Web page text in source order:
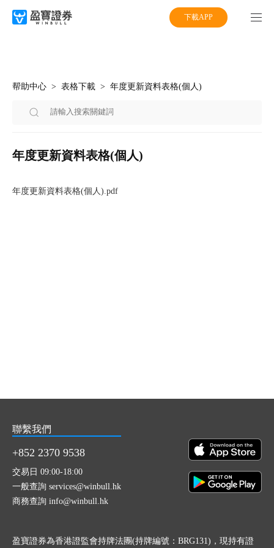
下載APP
帮助中心 表格下載 年度更新資料表格(個人)
年度更新資料表格(個人)
年度更新資料表格(個人).pdf
聯繫我們
+852 2370 9538
交易日 09:00-18:00
一般查詢 services@winbull.hk
商務查詢 info@winbull.hk
盈寶證券為香港證監會持牌法團(持牌編號：BRG131)，現持有證